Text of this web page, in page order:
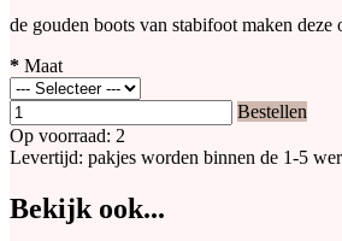
de gouden boots van stabifoot maken deze
* Maat
Bestellen
Op voorraad: 2
Levertijd: pakjes worden binnen de 1-5
Bekijk ook...